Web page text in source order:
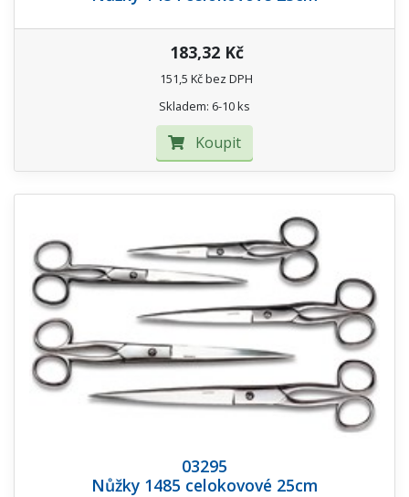
183,32 Kč
151,5 Kč bez DPH
Skladem: 6-10 ks
Koupit
03295
Nůžky 1485 celokovové 25cm